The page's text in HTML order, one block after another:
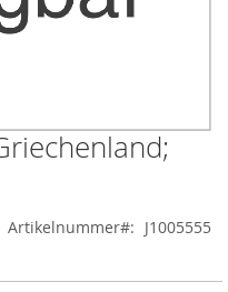
Artikelnummer J1005555